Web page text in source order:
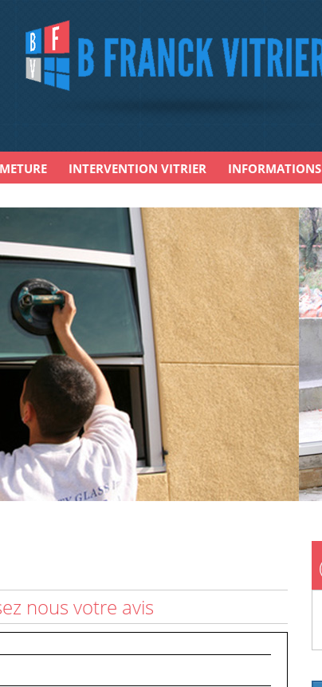
INTERVENTION VITRIER INFORMATIONS
nous votre avis